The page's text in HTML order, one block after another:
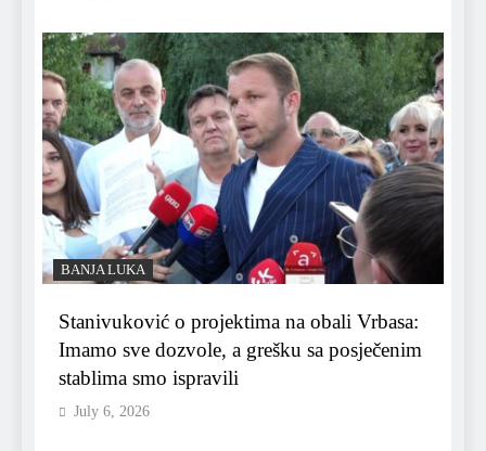
BANJA LUKA
Stanivuković o projektima na obali Vrbasa:
Imamo sve dozvole, a grešku sa posječenim
stablima smo ispravili
July 6, 2026